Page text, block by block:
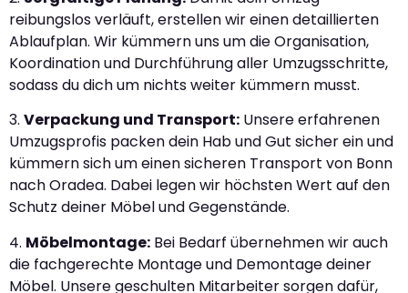
reibungslos verläuft, erstellen wir einen detaillierten
Ablaufplan. Wir kümmern uns um die Organisation,
Koordination und Durchführung aller Umzugsschritte,
sodass du dich um nichts weiter kümmern musst.
3. Verpackung und Transport: Unsere erfahrenen
Umzugsprofis packen dein Hab und Gut sicher ein und
kümmern sich um einen sicheren Transport von Bonn
nach Oradea. Dabei legen wir höchsten Wert auf den
Schutz deiner Möbel und Gegenstände.
4. Möbelmontage: Bei Bedarf übernehmen wir auch
die fachgerechte Montage und Demontage deiner
Möbel. Unsere geschulten Mitarbeiter sorgen dafür,